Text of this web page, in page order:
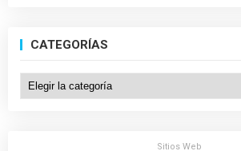
CATEGORÍAS
Categorías
Sitios Web